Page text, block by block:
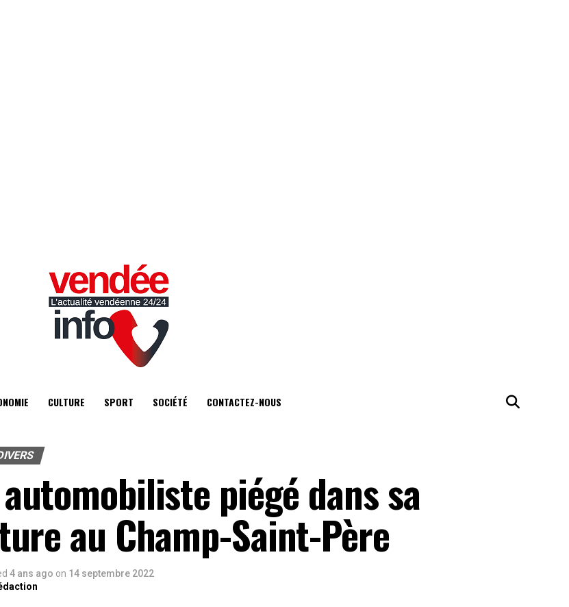
CULTURE SPORT SOCIÉTÉ CONTACTEZ-NOUS
piégé dans sa
au Champ-Saint-Père
4 ans ago on 14 septembre 2022